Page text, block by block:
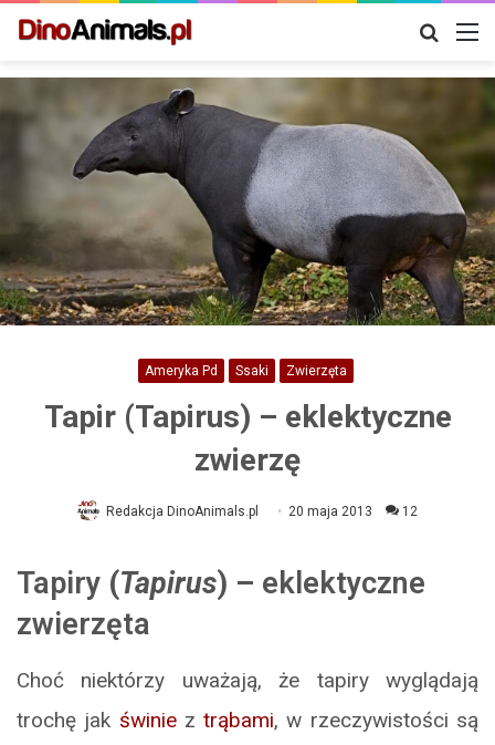
Szukaj
Ameryka Pd Ssaki Zwierzęta
Tapir (Tapirus) – eklektyczne
zwierzę
Redakcja DinoAnimals.pl 20 maja 2013 12
Tapiry (Tapirus) – eklektyczne
zwierzęta
Choć niektórzy uważają, że tapiry wyglądają
trochę jak świnieztrąbami, w rzeczywistości są